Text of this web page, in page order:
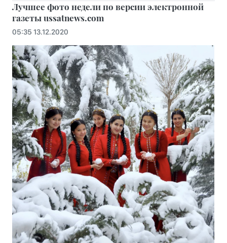
Лучшее фото недели по версии электронной
газеты ussatnews.com
05:35 13.12.2020